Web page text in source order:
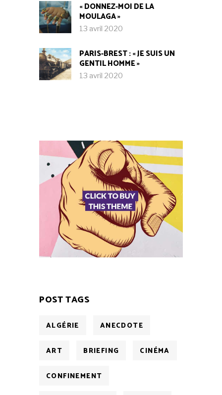
« DONNEZ-MOI DE LA
MOULAGA »
13 avril 2020
PARIS-BREST : « JE SUIS UN
GENTIL HOMME »
13 avril 2020
POST TAGS
ALGÉRIE ANECDOTE
ART BRIEFING CINÉMA
CONFINEMENT